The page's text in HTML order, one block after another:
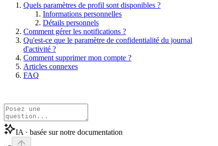
Quels paramètres de profil sont disponibles ?
Informations personnelles
Détails personnels
Comment gérer les notifications ?
Qu'est-ce que le paramètre de confidentialité du journal
d'activité ?
Comment supprimer mon compte ?
Articles connexes
FAQ
IA · basée sur notre documentation